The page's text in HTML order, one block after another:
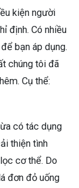
kiện người
định. Có nhiều
bạn áp dụng.
chúng tôi đã
Cụ thể:
có tác dụng
thiện tình
cơ thể. Do
đơn đỏ uống